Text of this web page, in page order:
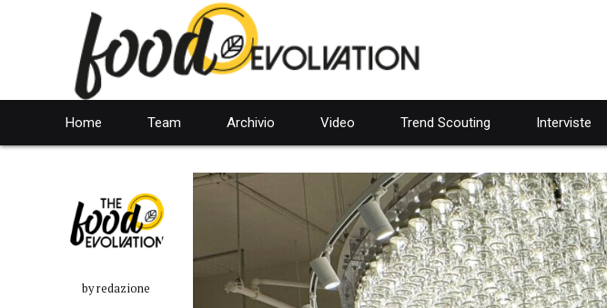
Home Team Archivio Video Trend Scouting Interviste
by redazione